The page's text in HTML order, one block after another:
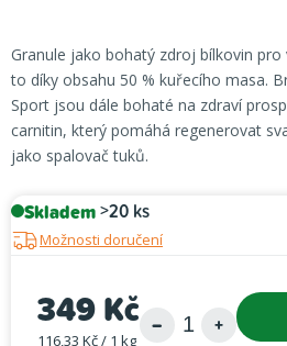
Granule jako bohatý zdroj bílkovin
to díky obsahu 50 % kuřecího masa.
Sport jsou dále bohaté na zdraví
carnitin, který pomáhá regenerovat
jako spalovač tuků.
Skladem>20 ks
Možnosti doručení
349 Kč
116,33 Kč / 1 kg